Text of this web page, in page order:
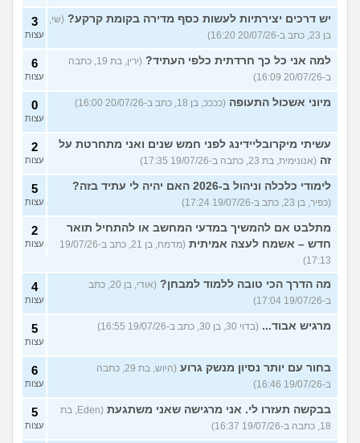
יש דרכים יצירתיות לעשות כסף מדירה בקומת קרקע? (שי,
בן 23, כתב ב-20/07/26 16:20)
3
עצות
למה אני כל כך חרדתית כלפי העתיד?
(ירין, בת 19, כתבה
ב-20/07/26 16:09)
6
עצות
מיוני אשכול התעופה (ככככ, בן 18, כתב ב-20/07/26 16:00) 0
עצות
עשיתי מיקרובליידינג לפני חמש שנים ואני מתחרטת על
זה (אנונימית, בת 23, כתבה ב-19/07/26 17:35)
2
עצות
לימודי כלכלה וניהול ב-2026 האם יהיה לי עתיד בזה?
(כפיר, בן 23, כתב ב-19/07/26 17:24)
5
עצות
מתלבט אם להמשיך במדעי המחשב או להתחיל תואר
חדש – אשמח לעצה אמיתית
(מדמח, בן 21, כתב ב-19/07/26
17:13)
2
עצות
מה הדרך הכי טובה ללמוד למבחן?
(אודי, בן 20, כתב
ב-19/07/26 17:04)
4
עצות
מרגיש אבוד... (בדוי 30, בן 30, כתב ב-19/07/26 16:55) 5
עצות
בחור עם יותר נסיון מנשק גרוע
(היוש, בת 29, כתבה
ב-19/07/26 16:46)
6
עצות
בבקשה תעזרו לי. אני מרגישה שאני משתגעת
(Eden, בת
18, כתבה ב-19/07/26 16:37)
5
עצות